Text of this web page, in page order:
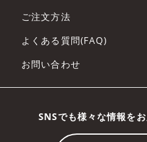
ご注文方法
よくある質問(FAQ)
お問い合わせ
SNSでも様々な情報を